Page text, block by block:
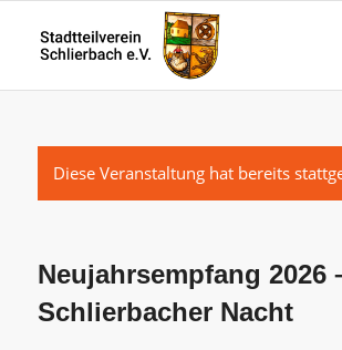
Diese Veranstaltung hat bereits
Neujahrsempfang 2026
Schlierbacher Nacht